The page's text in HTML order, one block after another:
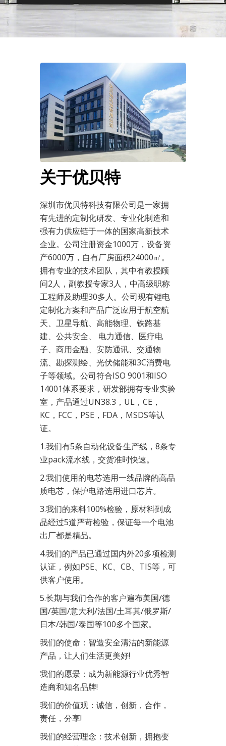
关于优贝特
深圳市优贝特科技有限公司是一家拥
有先进的定制化研发、专业化制造和
强有力供应链于一体的国家高新技术
企业。公司注册资金1000万，设备资
产6000万，自有厂房面积24000㎡。
拥有专业的技术团队，其中有教授顾
问2人，副教授专家3人，中高级职称
工程师及助理30多人。公司现有锂电
定制化方案和产品广泛应用于航空航
天、卫星导航、高能物理、铁路基
建、公共安全、 电力通信、医疗电
子、商用金融、安防通讯、交通物
流、勘探测绘、光伏储能和3C消费电
子等领域。公司符合ISO 9001和ISO
14001体系要求，研发部拥有专业实验
室，产品通过UN38.3，UL，CE，
KC，FCC，PSE，FDA，MSDS等认
证。
1.我们有5条自动化设备生产线，8条专
业pack流水线，交货准时快速。
2.我们使用的电芯选用一线品牌的高品
质电芯，保护电路选用进口芯片。
3.我们的来料100%检验，原材料到成
品经过5道严苛检验，保证每一个电池
出厂都是精品。
4.我们的产品已通过国内外20多项检测
认证，例如PSE、KC、CB、TIS等，可
供客户使用。
5.长期与我们合作的客户遍布美国/德
国/英国/意大利/法国/土耳其/俄罗斯/
日本/韩国/泰国等100多个国家。
我们的使命：智造安全清洁的新能源
产品，让人们生活更美好!
我们的愿景：成为新能源行业优秀智
造商和知名品牌!
我们的价值观：诚信，创新，合作，
责任，分享!
我们的经营理念：技术创新，拥抱变